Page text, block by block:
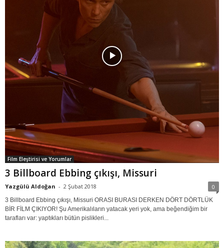
Film Eleştirisi ve Yorumlar
3 Billboard Ebbing çıkışı, Missuri
Yazgülü Aldoğan - 2 Şubat 2018 0
3 Billboard Ebbing çıkışı, Missuri ORASI BURASI DERKEN DÖRT DÖRTLÜK
BİR FİLM ÇIKIYOR! Şu Amerikalıların yatacak yeri yok, ama beğendiğim bir
tarafları var: yaptıkları bütün pislikleri...